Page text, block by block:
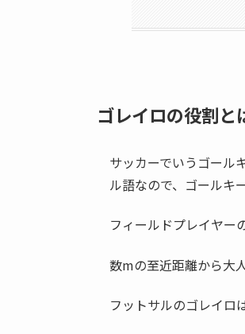
ゴレイロの役割と
サッカーでいうゴール
ル語なので、ゴールキ
フィールドプレイヤー
数mの至近距離から大
フットサルのゴレイロ